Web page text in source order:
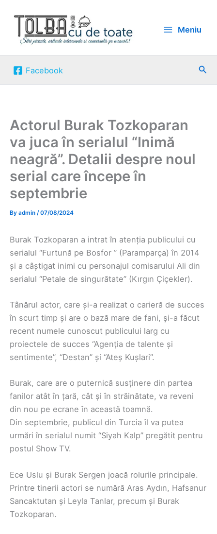
content
Meniu
Facebook
Actorul Burak Tozkoparan
va juca în serialul “Inimă
neagră”. Detalii despre noul
serial care începe în
septembrie
By admin /07/08/2024
Burak Tozkoparan a intrat în atenția publicului cu
serialul “Furtună pe Bosfor ” (Paramparça) în 2014
și a câștigat inimi cu personajul comisarului Ali din
serialul “Petale de singurătate” (Kırgın Çiçekler).
Tânărul actor, care și-a realizat o carieră de succes
în scurt timp și are o bază mare de fani, și-a făcut
recent numele cunoscut publicului larg cu
proiectele de succes “Agenția de talente și
sentimente”, “Destan” și “Ateș Kușlari”.
Burak, care are o puternică susținere din partea
fanilor atât în țară, cât și în străinătate, va reveni
din nou pe ecrane în această toamnă.
Din septembrie, publicul din Turcia îl va putea
urmări în serialul numit “Siyah Kalp” pregătit pentru
postul Show TV.
Ece Uslu și Burak Sergen joacă rolurile principale.
Printre tinerii actori se numără Aras Aydın, Hafsanur
Sancaktutan și Leyla Tanlar, precum și Burak
Tozkoparan.